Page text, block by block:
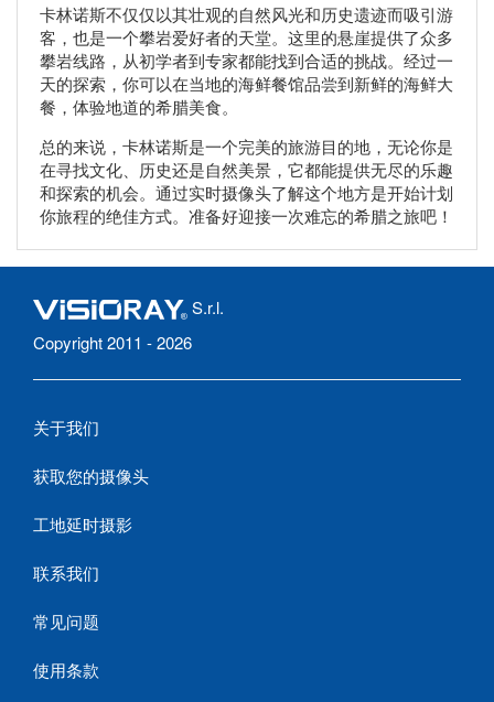
卡林诺斯不仅仅以其壮观的自然风光和历史遗迹而吸引游
客，也是一个攀岩爱好者的天堂。这里的悬崖提供了众多
攀岩线路，从初学者到专家都能找到合适的挑战。经过一
天的探索，你可以在当地的海鲜餐馆品尝到新鲜的海鲜大
餐，体验地道的希腊美食。
总的来说，卡林诺斯是一个完美的旅游目的地，无论你是
在寻找文化、历史还是自然美景，它都能提供无尽的乐趣
和探索的机会。通过实时摄像头了解这个地方是开始计划
你旅程的绝佳方式。准备好迎接一次难忘的希腊之旅吧！
S.r.l.
Copyright 2011 - 2026
关于我们
获取您的摄像头
工地延时摄影
联系我们
常见问题
使用条款